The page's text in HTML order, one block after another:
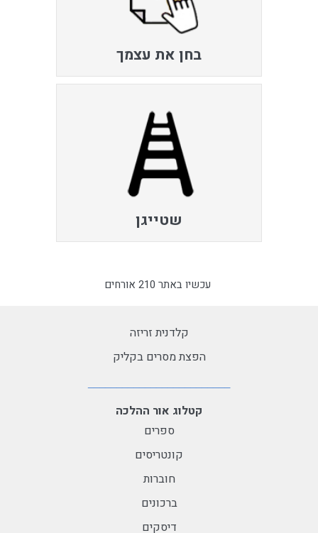
בחן את עצמך
שטייגן
עכשיו באתר 210 אורחים
קלדנית זריזה
הפצת מסרים בקליק
קטלוג אור ההלכה
ספרים
קונטריסים
חוברות
ברכונים
דיסקים